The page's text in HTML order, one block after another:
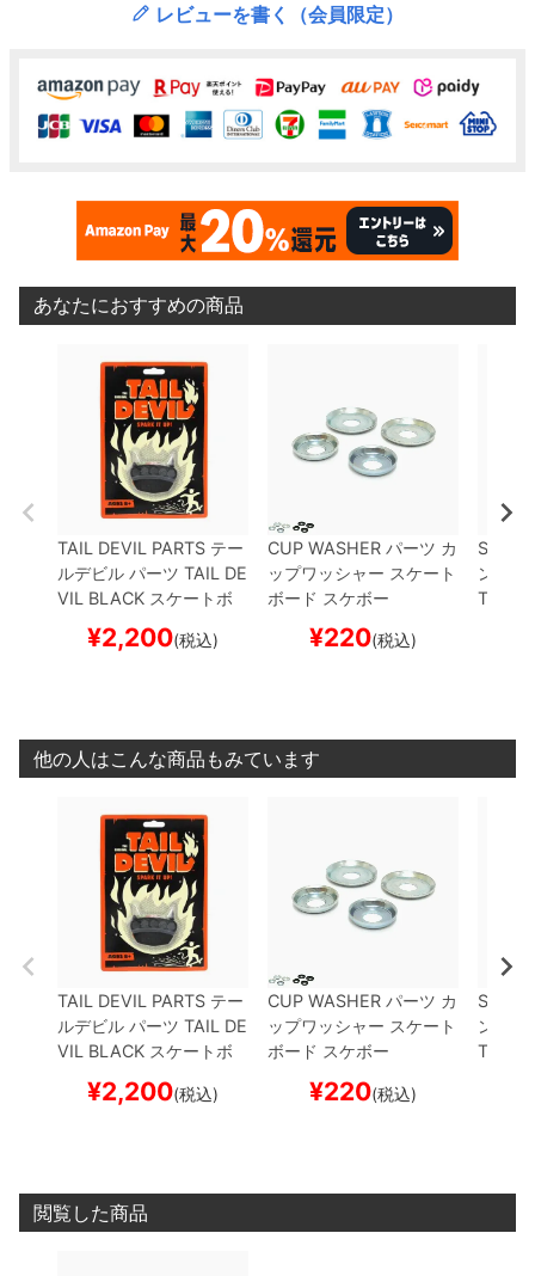
レビューを書く（会員限定）
あなたにおすすめの商品
TAIL DEVIL PARTS テー
ルデビル パーツ TAIL DE
VIL BLACK スケートボ
ード スケボー
¥2,200(税込)
CUP WASHER パーツ カ
ップワッシャー スケート
ボード スケボー
¥220(税込)
ンクル
TAPE
他の人はこんな商品もみています
TAIL DEVIL PARTS テー
ルデビル パーツ TAIL DE
VIL BLACK スケートボ
¥2,200(税込)
CUP WASHER パーツ カ
ップワッシャー スケート
ボード スケボー
¥220(税込)
ンクル
TAPE
閲覧した商品